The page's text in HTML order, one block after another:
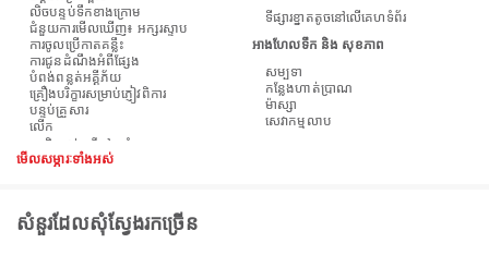
លិចបន្ទប់ទឹកខាងក្រោម
ជំនួយការមើលឃើញ៖ អក្សរស្ទាប
ការចូលប្រើកាតគន្លឹះ
ការជូនដំណឹងអំពីផ្សែង
បំពង់​ពន្លត់អគ្គីភ័យ
គ្រឿងបរិក្ខារសម្រាប់ភ្ញៀវពិការ
បន្ទប់គ្រួសារ
លើក
ទីផ្សារខ្នាតតូចនៅលើគេហទំព័រ
អាងហែលទឹក និង សុខភាព
សម្បទា
កន្លែងហាត់ប្រាណ
ម៉ាស្សា
សេវាកម្មលាប
មើលសម្ភារៈទាំងអស់
សំនួរដែលសុំស្វែងរកច្រើន